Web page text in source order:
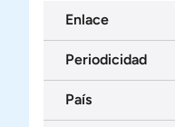
Enlace
Periodicidad
País